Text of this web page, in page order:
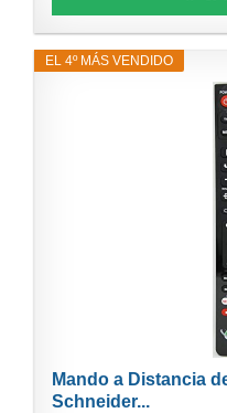
EL 4º MÁS VENDIDO
Mando a Distancia
Schneider...